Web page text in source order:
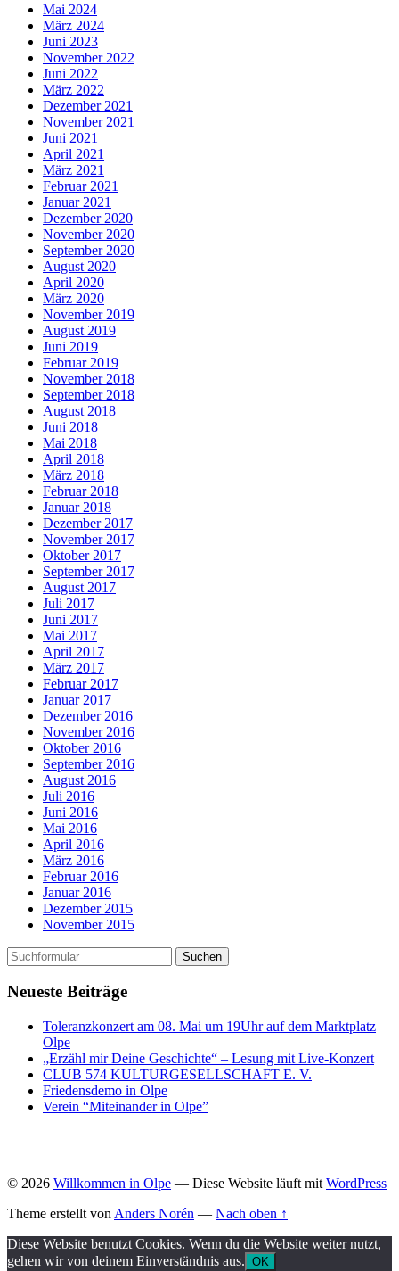
Mai 2024
März 2024
Juni 2023
November 2022
Juni 2022
März 2022
Dezember 2021
November 2021
Juni 2021
April 2021
März 2021
Februar 2021
Januar 2021
Dezember 2020
November 2020
September 2020
August 2020
April 2020
März 2020
November 2019
August 2019
Juni 2019
Februar 2019
November 2018
September 2018
August 2018
Juni 2018
Mai 2018
April 2018
März 2018
Februar 2018
Januar 2018
Dezember 2017
November 2017
Oktober 2017
September 2017
August 2017
Juli 2017
Juni 2017
Mai 2017
April 2017
März 2017
Februar 2017
Januar 2017
Dezember 2016
November 2016
Oktober 2016
September 2016
August 2016
Juli 2016
Juni 2016
Mai 2016
April 2016
März 2016
Februar 2016
Januar 2016
Dezember 2015
November 2015
Neueste Beiträge
Toleranzkonzert am 08. Mai um 19Uhr auf dem Marktplatz
Olpe
„Erzähl mir Deine Geschichte“ – Lesung mit Live-Konzert
CLUB 574 KULTURGESELLSCHAFT E. V.
Friedensdemo in Olpe
Verein “Miteinander in Olpe”
© 2026 Willkommen in Olpe — Diese Website läuft mit WordPress
Theme erstellt von Anders Norén — Nach oben ↑
Diese Website benutzt Cookies. Wenn du die Website weiter nutzt,
gehen wir von deinem Einverständnis aus. OK